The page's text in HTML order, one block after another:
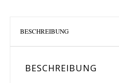
BESCHREIBUNG
BESCHREIBUNG